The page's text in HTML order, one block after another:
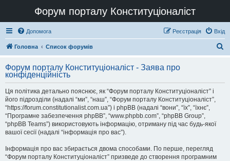
Форум порталу Конституціоналіст
Допомога Вхід
Реєстрація
Головна Список форумів
у
Форум порталу Конституціоналіст - Заява про
конфіденційність
Ця політика детально пояснює, як “Форум порталу Конституціоналіст” і
його підрозділи (надалі “ми”, “наш”, “Форум порталу Конституціоналіст”,
“https://forum.constitutionalist.com.ua”) і phpBB (надалі “вони”, “їх”, “їхнє”,
“Програмне забезпечення phpBB”, “www.phpbb.com”, “phpBB Group”,
“phpBB Teams”) використовують інформацію, отриману під час будь-якої
вашої сесії (надалі “інформація про вас”).
Інформація про вас збирається двома способами. По перше, перегляд
“Форум порталу Конституціоналіст” призведе до створення програмним